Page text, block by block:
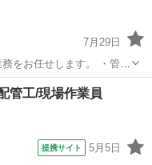
7月29日
をお任せします。 ・管内
許・玉掛技能者・移動式
ーン運転士
管工/現場作業員
提携サイト 5月5日